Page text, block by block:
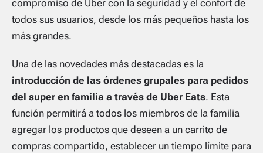
compromiso de Uber con la seguridad y el confort de
todos sus usuarios, desde los más pequeños hasta los
más grandes.
Una de las novedades más destacadas es la
introducción de las órdenes grupales para pedidos
del super en familia a través de Uber Eats. Esta
función permitirá a todos los miembros de la familia
agregar los productos que deseen a un carrito de
compras compartido, establecer un tiempo límite para